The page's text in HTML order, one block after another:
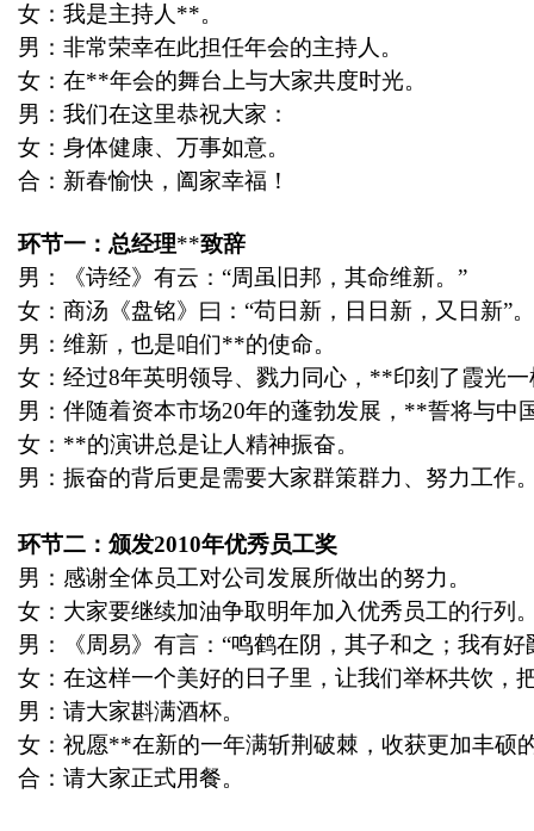
数
字
议
女：我是主持人 **。
男：非常荣幸在此担任年会的主持人。
女：在**年会的舞台上与大家共度时光。
男：我们在这里恭祝大家：
女：身体健康、万事如意。
合：新春愉快，阖家幸福！
环节一：总经理**致辞
男：《诗经》有云： “周虽旧邦，其命维新。 ”
女：商汤《盘铭》曰：“苟日新，日日新，又日新”。
男：维新，也是咱们**的使命。
女：经过8年英明领导、戮力同心， **印刻了霞光
男：伴随着资本市场20年的蓬勃发展， **誓将与中
女： **的演讲总是让人精神振奋。
男：振奋的背后更是需要大家群策群力、努力工作
环节二：颁发2010年优秀员工奖
男：感谢全体员工对公司发展所做出的努力。
女：大家要继续加油争取明年加入优秀员工的行列
男：《周易》有言： “鸣鹤在阴，其子和之；我有好
女：在这样一个美好的日子里，让我们举杯共饮，
男：请大家斟满酒杯。
女：祝愿**在新的一年满斩荆破棘，收获更加丰硕
合：请大家正式用餐。